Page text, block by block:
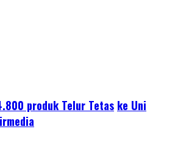
produk Telur Tetas ke Uni